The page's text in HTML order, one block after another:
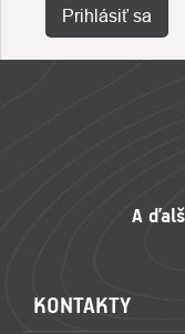
Prihlásiť sa
KONTAKTY